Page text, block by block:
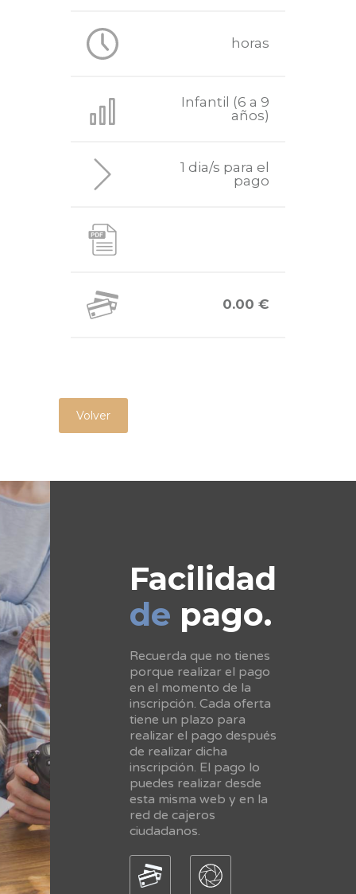
horas
Infantil (6 a 9
años)
1 dia/s para el
pago
0.00 €
Volver
Facilidad
de pago.
Recuerda que no tienes
porque realizar el pago
en el momento de la
inscripción. Cada oferta
tiene un plazo para
realizar el pago después
de realizar dicha
inscripción. El pago lo
puedes realizar desde
esta misma web y en la
red de cajeros
ciudadanos.